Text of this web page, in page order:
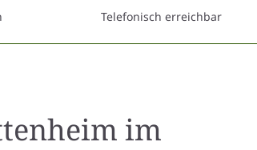
Telefonisch erreichbar
im